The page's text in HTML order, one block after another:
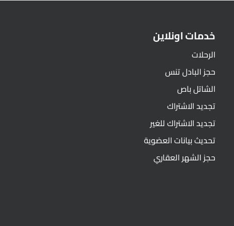
خدمات اونلاين
الرحلات
حجز البادل تنس
الشاتل باص
تجديد الاشتراك
تجديد الاشتراك للغير
تحديث بيانات العضوية
حجز الشهر العقاري